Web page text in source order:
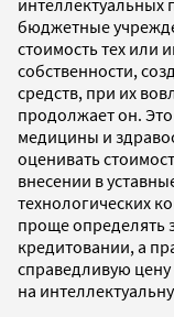
бюджетные
стоимость тех или
собственности,
средств, при их
продолжает он.
медицины и
оценивать
внесении в
технологических
проще определять
кредитовании, а
справедливую
на